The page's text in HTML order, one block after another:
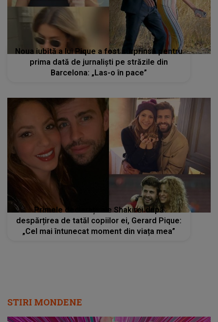
Noua iubită a lui Pique a fost surprinsă pentru
prima dată de jurnaliști pe străzile din
Barcelona: „Las-o în pace”
Primele declarații ale Shakirei după
despărțirea de tatăl copiilor ei, Gerard Pique:
„Cel mai întunecat moment din viața mea”
STIRI MONDENE